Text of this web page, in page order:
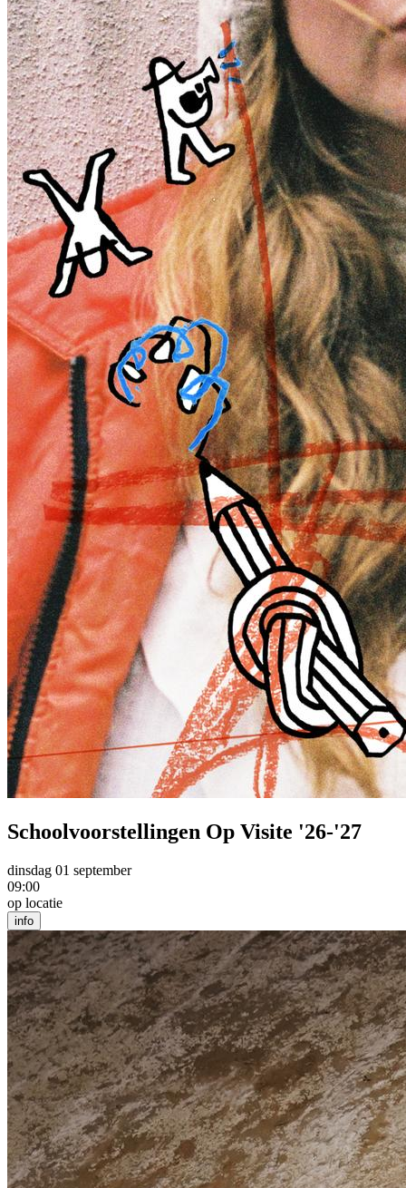
Schoolvoorstellingen Op Visite '26-'27
dinsdag 01 september
09:00
op locatie
info